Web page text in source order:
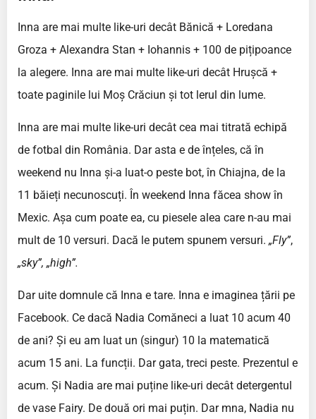
Inna are mai multe like-uri decât Bănică + Loredana
Groza + Alexandra Stan + Iohannis + 100 de pițipoance
la alegere. Inna are mai multe like-uri decât Hrușcă +
toate paginile lui Moș Crăciun și tot lerul din lume.
Inna are mai multe like-uri decât cea mai titrată echipă
de fotbal din România. Dar asta e de înțeles, că în
weekend nu Inna și-a luat-o peste bot, în Chiajna, de la
11 băieți necunoscuți. În weekend Inna făcea show în
Mexic. Așa cum poate ea, cu piesele alea care n-au mai
mult de 10 versuri. Dacă le putem spunem versuri. „Fly”,
„sky”, „high”.
Dar uite domnule că Inna e tare. Inna e imaginea țării pe
Facebook. Ce dacă Nadia Comăneci a luat 10 acum 40
de ani? Și eu am luat un (singur) 10 la matematică
acum 15 ani. La funcții. Dar gata, treci peste. Prezentul e
acum. Și Nadia are mai puține like-uri decât detergentul
de vase Fairy. De două ori mai puțin. Dar mna, Nadia nu